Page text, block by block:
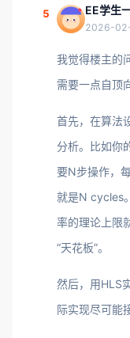
5 EE学生
2026-
我觉得楼主的
需要一点自顶
首先，在算法
分析。比如你
要N步操作，
就是N cycles
率的理论上限
“天花板”。
然后，用HLS
际实现尽可能